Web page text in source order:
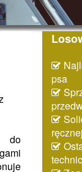
do
psa
ręcznej